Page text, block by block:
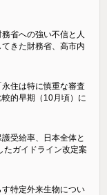
省への強い不信と人
きた財務省、高市内
住は特に慎重な審査
的早期（10月頃）に
受給率、日本全体と
たガイドライン改定案
特定外来生物につい